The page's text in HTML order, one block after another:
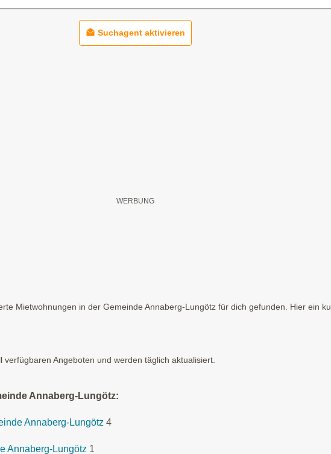
Suchagent aktivieren
Mietwohnungen in der Gemeinde Annaberg-Lungötz für dich gefunden. Hier ein
Angeboten und werden täglich aktualisiert.
Annaberg-Lungötz:
Annaberg-Lungötz 4
Annaberg-Lungötz 1